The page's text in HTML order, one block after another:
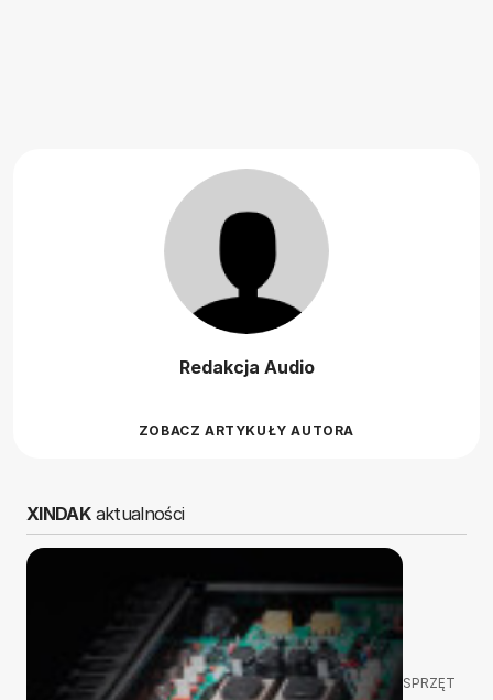
Redakcja Audio
ZOBACZ ARTYKUŁY AUTORA
XINDAKaktualności
SPRZĘT